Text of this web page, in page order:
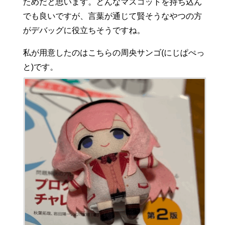
でも良いですが、言葉が通じて賢そうなやつの方
がデバッグに役立ちそうですね。
私が用意したのはこちらの周央サンゴ(にじぱぺっ
と)です。